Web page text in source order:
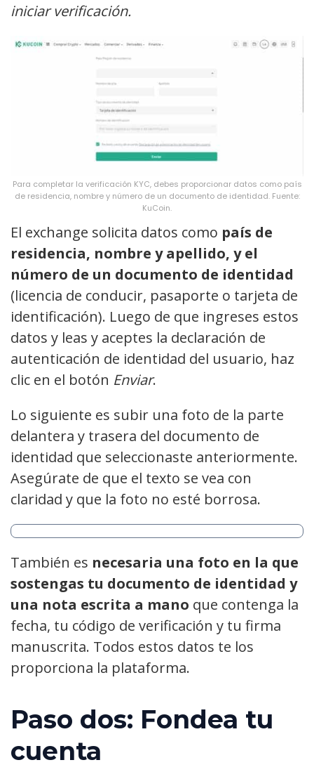
iniciar verificación.
Para completar la verificación KYC, debes proporcionar datos como país
de residencia, nombre y número de un documento de identidad. Fuente:
KuCoin.
El exchange solicita datos como país de
residencia, nombre y apellido, y el
número de un documento de identidad
(licencia de conducir, pasaporte o tarjeta de
identificación). Luego de que ingreses estos
datos y leas y aceptes la declaración de
autenticación de identidad del usuario, haz
clic en el botón Enviar.
Lo siguiente es subir una foto de la parte
delantera y trasera del documento de
identidad que seleccionaste anteriormente.
Asegúrate de que el texto se vea con
claridad y que la foto no esté borrosa.
También es necesaria una foto en la que
sostengas tu documento de identidad y
una nota escrita a mano que contenga la
fecha, tu código de verificación y tu firma
manuscrita. Todos estos datos te los
proporciona la plataforma.
Paso dos: Fondea tu
cuenta